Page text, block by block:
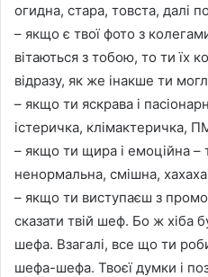
огидна, стара, товста, далі
– якщо є твої фото з
вітаються з тобою, то ти їх
відразу, як же інакше ти
– якщо ти яскрава і
істеричка, клімактеричка,
– якщо ти щира і емоційна –
ненормальна, смішна,
– якщо ти виступаєш з
сказати твій шеф. Бо ж хіба
шефа. Взагалі, все що ти
шефа-шефа. Твоєї думки і